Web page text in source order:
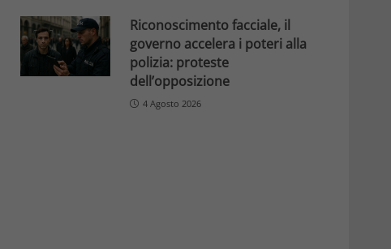
Riconoscimento facciale, il
governo accelera i poteri alla
polizia: proteste
dell’opposizione
4 Agosto 2026